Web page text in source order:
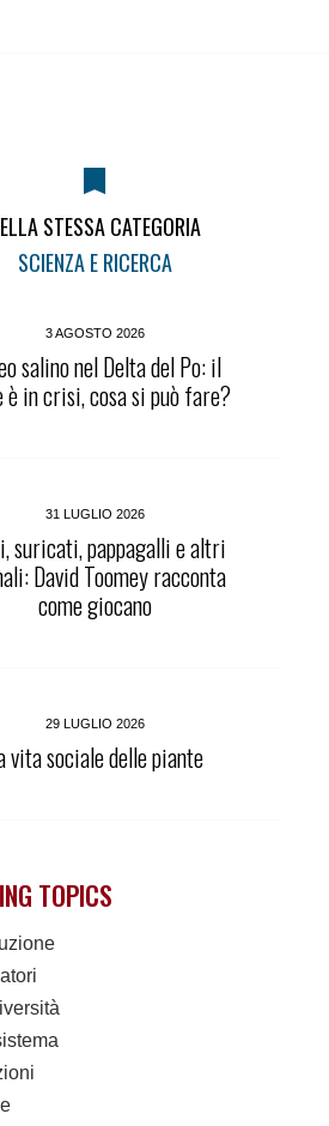
STESSA CATEGORIA
SCIENZA E RICERCA
3 AGOSTO 2026
salino nel Delta del Po: il
è in crisi, cosa si può fare?
31 LUGLIO 2026
suricati, pappagalli e altri
David Toomey racconta
come giocano
29 LUGLIO 2026
vita sociale delle piante
TOPICS